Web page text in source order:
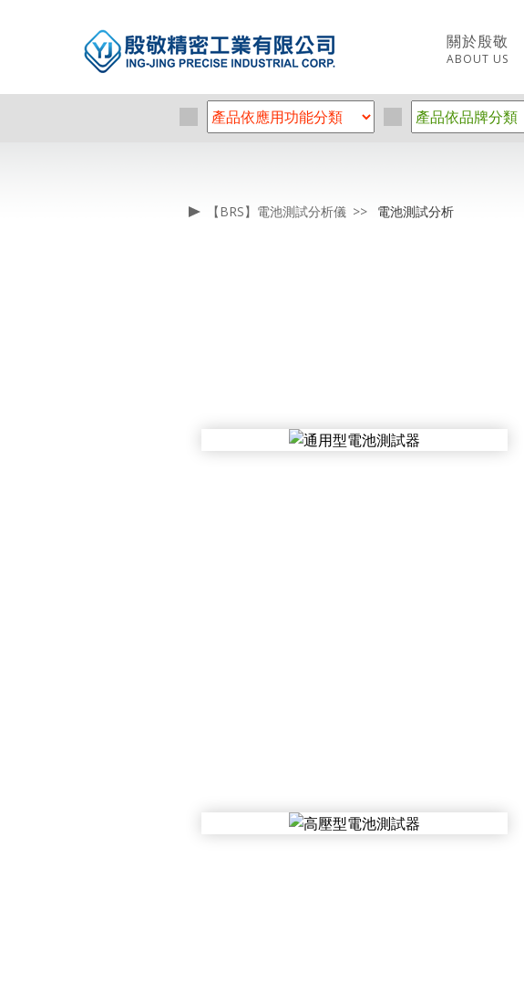
關於殷敬
ABOUT US
【BRS】電池測試分析儀 電池測試分析